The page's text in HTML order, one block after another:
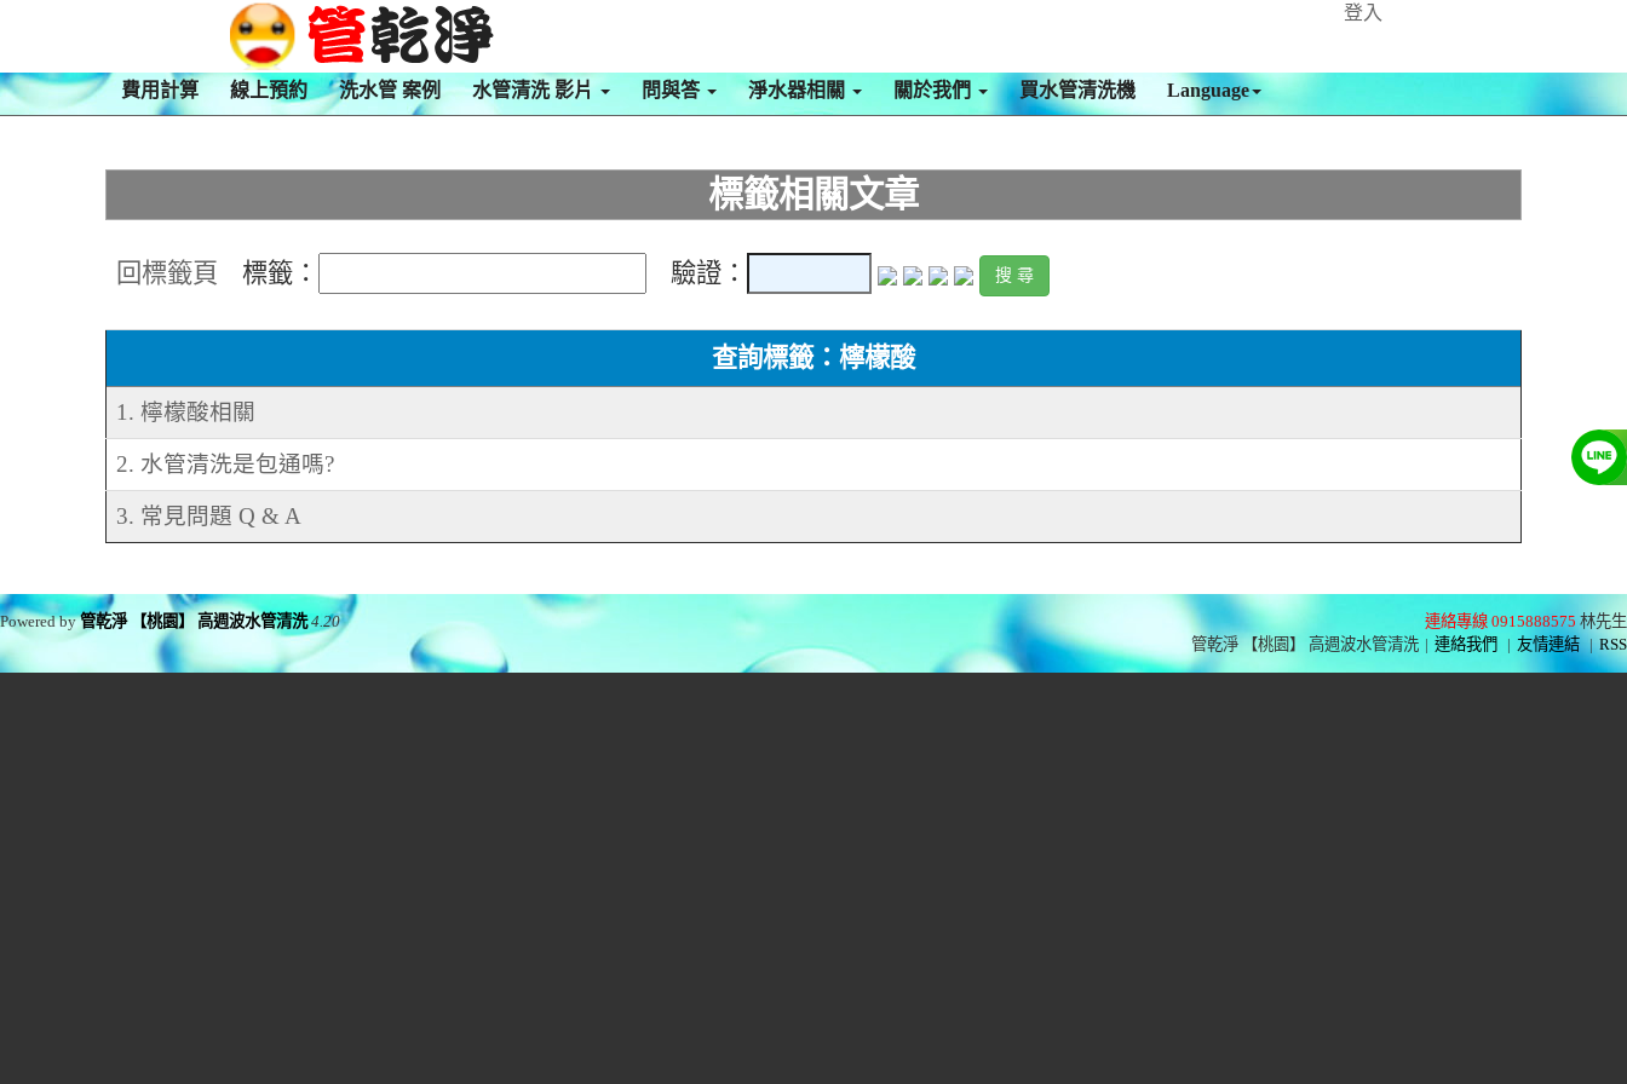
登入
費用計算 線上預約 洗水管 案例 水管清洗 影片 問與答 淨水器相關 關於我們 買水管清洗機 Language
標籤相關文章
回標籤頁 標籤： 驗證：
查詢標籤：檸檬酸
1. 檸檬酸相關
2. 水管清洗是包通嗎?
3. 常見問題 Q & A
連絡專線 0915888575 林先生
管乾淨 【桃園】 高週波水管清洗 | 連絡我們 | 友情連結 | RSS
Powered by管乾淨 【桃園】 高週波水管清洗 4.20